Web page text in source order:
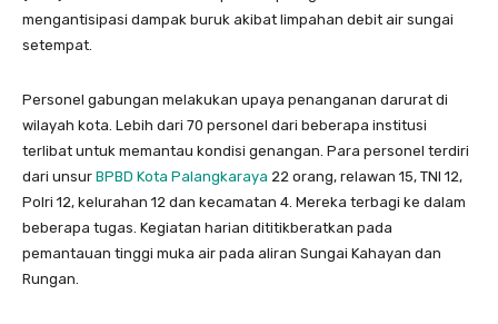
mengantisipasi dampak buruk akibat limpahan debit air sungai
setempat.
Personel gabungan melakukan upaya penanganan darurat di
wilayah kota. Lebih dari 70 personel dari beberapa institusi
terlibat untuk memantau kondisi genangan. Para personel terdiri
dari unsur BPBD Kota Palangkaraya 22 orang, relawan 15, TNI 12,
Polri 12, kelurahan 12 dan kecamatan 4. Mereka terbagi ke dalam
beberapa tugas. Kegiatan harian dititikberatkan pada
pemantauan tinggi muka air pada aliran Sungai Kahayan dan
Rungan.